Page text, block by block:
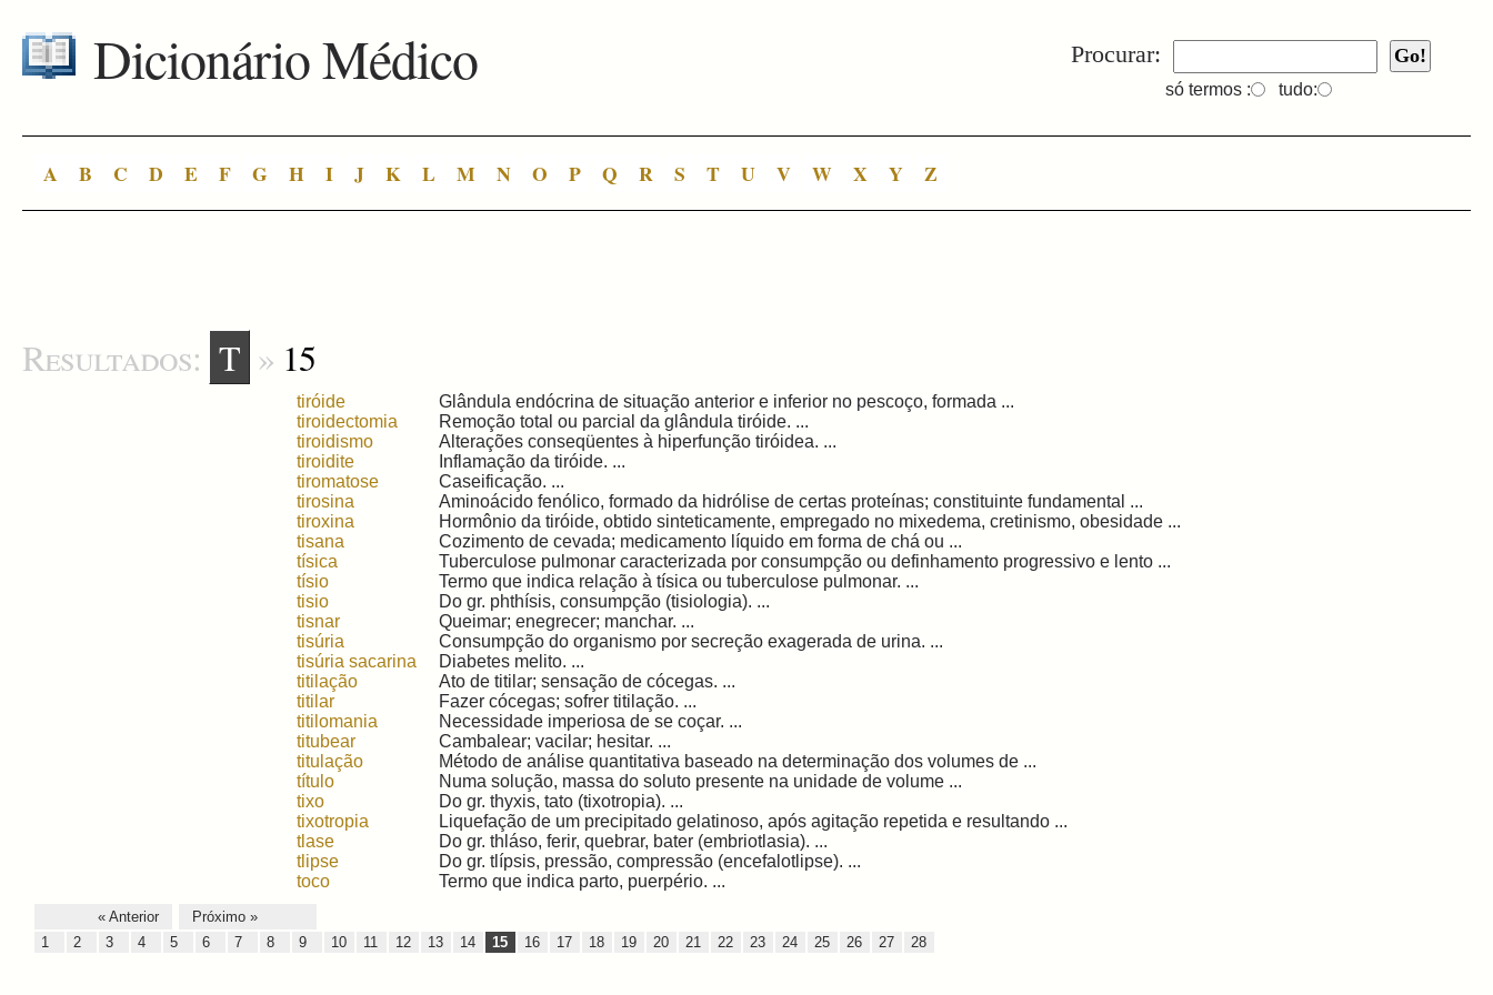
Procurar:
só termos : tudo:
Dicionário Médico
A B C D E F G H I J K L M N O P Q R S T U V W X Y Z
Resultados: T » 15
tiróide
Glândula endócrina de situação anterior e inferior no pescoço, formada ...
tiroidectomia
Remoção total ou parcial da glândula tiróide. ...
tiroidismo
Alterações conseqüentes à hiperfunção tiróidea. ...
tiroidite
Inflamação da tiróide. ...
tiromatose
Caseificação. ...
tirosina
Aminoácido fenólico, formado da hidrólise de certas proteínas; constituinte fundamental ...
tiroxina
Hormônio da tiróide, obtido sinteticamente, empregado no mixedema, cretinismo, obesidade ...
tisana
Cozimento de cevada; medicamento líquido em forma de chá ou ...
tísica
Tuberculose pulmonar caracterizada por consumpção ou definhamento progressivo e lento ...
tísio
Termo que indica relação à tísica ou tuberculose pulmonar. ...
tisio
Do gr. phthísis, consumpção (tisiologia). ...
tisnar
Queimar; enegrecer; manchar. ...
tisúria
Consumpção do organismo por secreção exagerada de urina. ...
tisúria sacarina
Diabetes melito. ...
titilação
Ato de titilar; sensação de cócegas. ...
titilar
Fazer cócegas; sofrer titilação. ...
titilomania
Necessidade imperiosa de se coçar. ...
titubear
Cambalear; vacilar; hesitar. ...
titulação
Método de análise quantitativa baseado na determinação dos volumes de ...
título
Numa solução, massa do soluto presente na unidade de volume ...
tixo
Do gr. thyxis, tato (tixotropia). ...
tixotropia
Liquefação de um precipitado gelatinoso, após agitação repetida e resultando ...
tlase
Do gr. thláso, ferir, quebrar, bater (embriotlasia). ...
tlipse
Do gr. tlípsis, pressão, compressão (encefalotlipse). ...
toco
Termo que indica parto, puerpério. ...
« Anterior
Próximo »
1
2 3 4 5 6 7 8 9 10 11 12 13 14 15 16 17 18 19 20 21 22 23 24 25 26 27 28